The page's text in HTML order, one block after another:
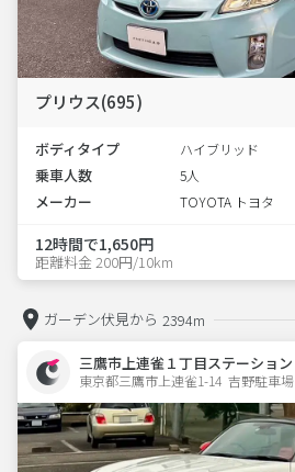
プリウス(695)
ボディタイプ ハイブリッド
乗車人数 5人
メーカー TOYOTA トヨタ
12時間で1,650円
距離料金 200円/10km
ガーデン伏見から 2394m
三鷹市上連雀１丁目ステーション
東京都三鷹市上連雀1-14  吉野駐車場